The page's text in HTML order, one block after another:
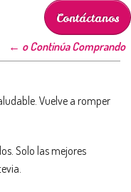
Contáctanos
← o Continúa Comprando
Vuelve a romper
Solo las mejores